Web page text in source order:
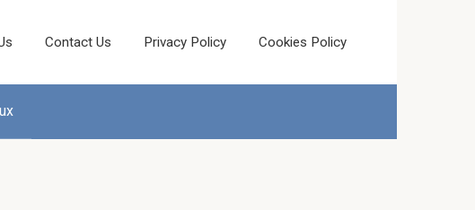
Contact Us Privacy Policy Cookies Policy